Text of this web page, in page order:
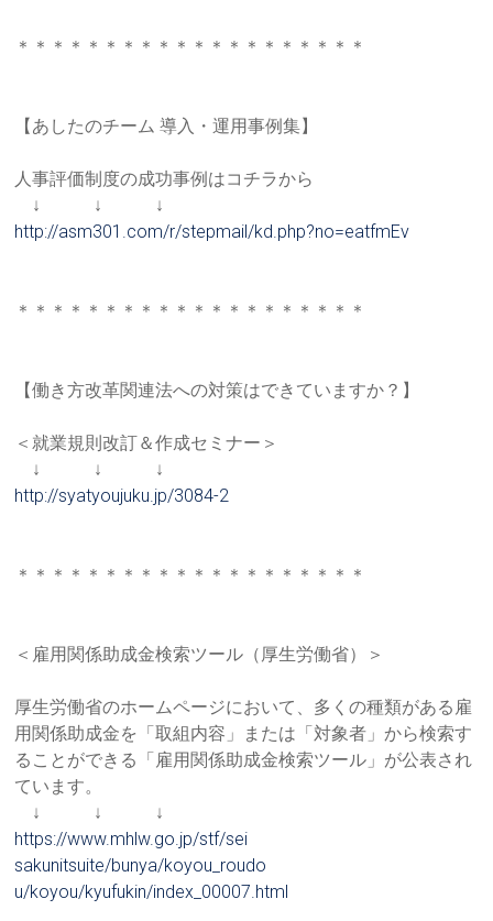
＊＊＊＊＊＊＊＊＊＊＊＊＊＊＊＊＊＊＊＊
【あしたのチーム 導入・運用事例集】
人事評価制度の成功事例はコチラから
↓ ↓ ↓
http://asm301.com/r/stepmail/kd.php?no=eatfmEv
＊＊＊＊＊＊＊＊＊＊＊＊＊＊＊＊＊＊＊＊
【働き方改革関連法への対策はできていますか？】
＜就業規則改訂＆作成セミナー＞
↓ ↓ ↓
http://syatyoujuku.jp/3084-2
＊＊＊＊＊＊＊＊＊＊＊＊＊＊＊＊＊＊＊＊
＜雇用関係助成金検索ツール（厚生労働省）＞
厚生労働省のホームページにおいて、多くの種類がある雇
用関係助成金を「取組内容」または「対象者」から検索す
ることができる「 雇用関係助成金検索ツール」が公表され
ています。
↓ ↓ ↓
https://www.mhlw.go.jp/stf/sei
sakunitsuite/bunya/koyou_roudo
u/koyou/kyufukin/index_00007.html